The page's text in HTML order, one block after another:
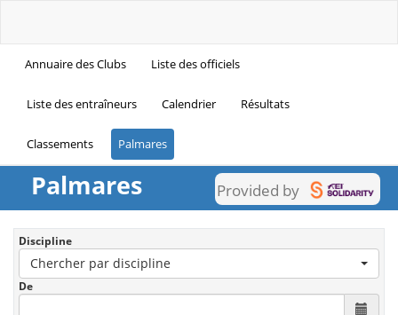
Annuaire des Clubs Liste des officiels
Liste des entraîneurs Calendrier Résultats
Classements Palmares
Palmares Provided by
Discipline
Chercher par discipline
De